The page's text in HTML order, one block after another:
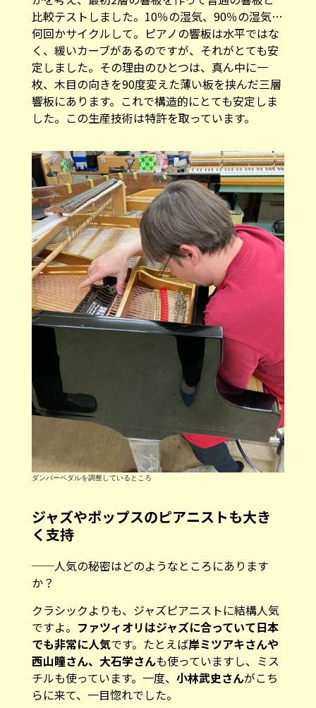
比較テストしました。10％の湿気、90％の湿気…
何回かサイクルして。ピアノの響板は水平ではな
く、緩いカーブがあるのですが、それがとても安
定しました。その理由のひとつは、真ん中に一
枚、木目の向きを90度変えた薄い板を挟んだ三層
響板にあります。これで構造的にとても安定しま
した。この生産技術は特許を取っています。
ダンパーペダルを調整しているところ
ジャズやポップスのピアニストも大き
く支持
──人気の秘密はどのようなところにあります
か？
クラシックよりも、ジャズピアニストに結構人気
ですよ。 ファツィオリはジャズに合っていて日本
でも非常に人気です。たとえば岸ミツアキさんや
西山瞳さん、大石学さんも使っていますし、ミス
チルも使っています。一度、 小林武史さんがこち
らに来て、一目惚れでした。